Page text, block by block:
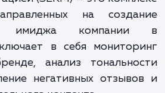
в сети (SERM)
(SERM) — это
на